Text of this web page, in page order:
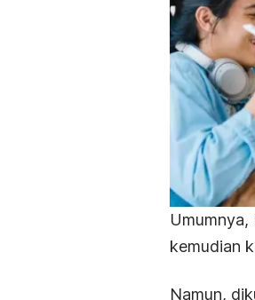
Umumnya,
kemudian
Namun,